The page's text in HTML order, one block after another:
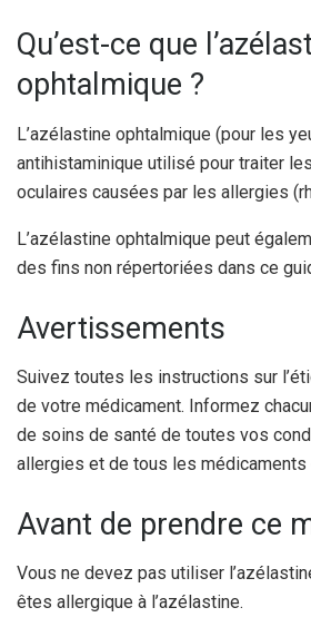
Qu’est-ce que
ophtalmique ?
L’azélastine ophtalmique (pour les
antihistaminique utilisé pour traiter
oculaires causées par les allergies
L’azélastine ophtalmique peut
des fins non répertoriées dans ce
Avertissements
Suivez toutes les instructions sur
de votre médicament. Informez
de soins de santé de toutes vos
allergies et de tous les
Avant de prendre ce
Vous ne devez pas utiliser
êtes allergique à l’azélastine.